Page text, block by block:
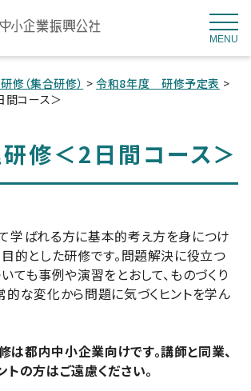
MENU
修（集合研修） >令和8年度 研修予定表 >
コース＞
修＜2日間コース＞
学ばれる方に基本的考え方を身につけ
的とした研修です。問題解決に役立つ
ても事例や演習をとおして、ものづくり
的な変化から問題に気づくヒントを学ん
は都内中小企業向けです。講師と同業、
トの方はご遠慮ください。